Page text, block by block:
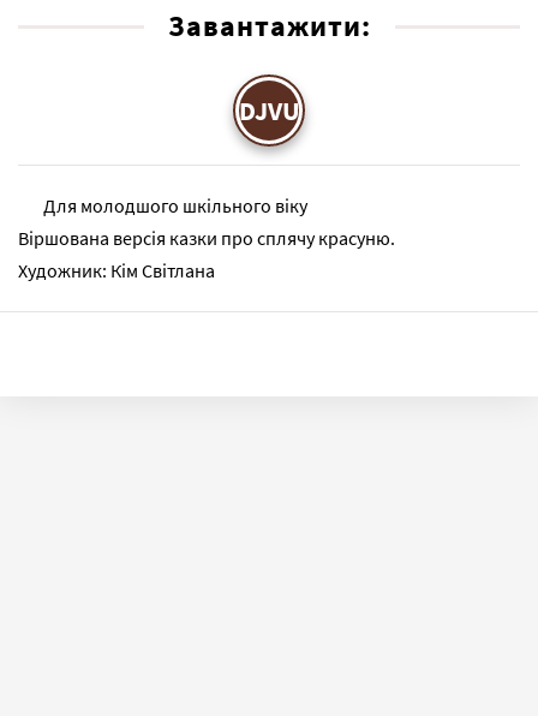
Завантажити:
DJVU
Для молодшого шкільного віку
Віршована версія казки про сплячу красуню.
Художник: Кім Світлана